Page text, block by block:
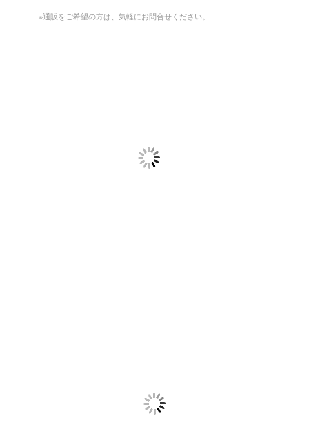
※通販をご希望の方は、気軽にお問合せください。